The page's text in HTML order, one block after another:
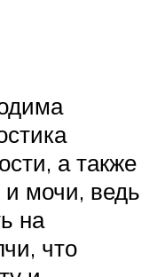
а также
и мочи, ведь
на
что